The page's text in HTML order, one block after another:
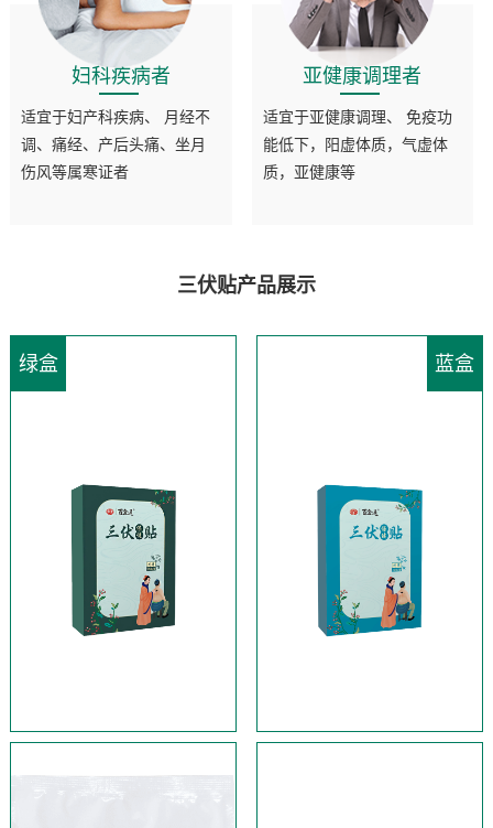
妇科疾病者
适宜于妇产科疾病、 月经不
调、痛经、产后头痛、坐月
伤风等属寒证者
亚健康调理者
适宜于亚健康调理、 免疫功
能低下，阳虚体质，气虚体
质，亚健康等
三伏贴产品展示
绿盒 蓝盒